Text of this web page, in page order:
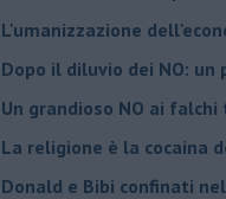
L'umanizzazione
​Dopo il diluvio dei NO:
​Un grandioso NO ai
La religione è la cocaina
Donald e Bibi confinati